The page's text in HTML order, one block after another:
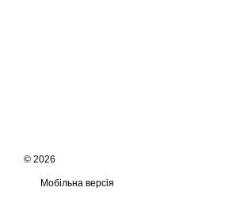
© 2026
Мобільна версія